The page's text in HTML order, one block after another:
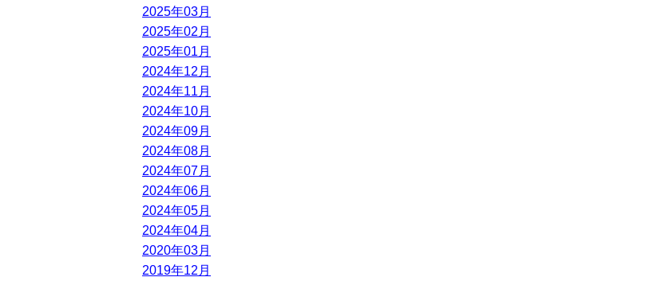
2025年03月
2025年02月
2025年01月
2024年12月
2024年11月
2024年10月
2024年09月
2024年08月
2024年07月
2024年06月
2024年05月
2024年04月
2020年03月
2019年12月